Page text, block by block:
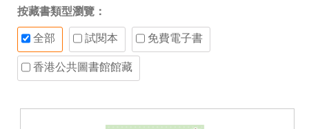
按藏書類型瀏覽：
全部 試閱本 免費電子書
香港公共圖書館館藏